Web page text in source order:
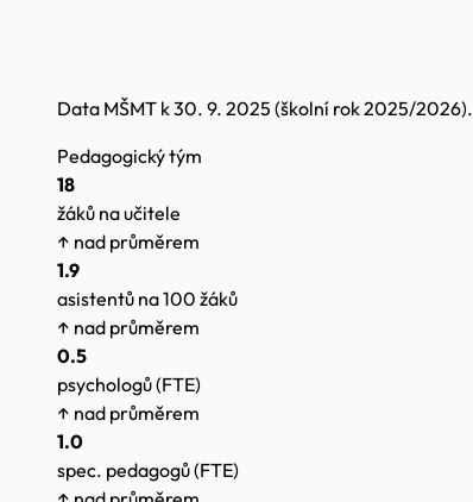
Data MŠMT k 30. 9. 2025 (školní rok 2025/2026).
Pedagogický tým
18
žáků na učitele
↑ nad průměrem
1.9
asistentů na 100 žáků
↑ nad průměrem
0.5
psychologů (FTE)
↑ nad průměrem
1.0
spec. pedagogů (FTE)